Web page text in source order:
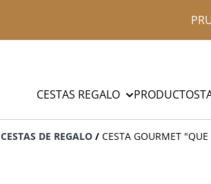
CESTAS REGALO
PRODUCTOS
CESTAS DE REGALO / CESTA GOURMET